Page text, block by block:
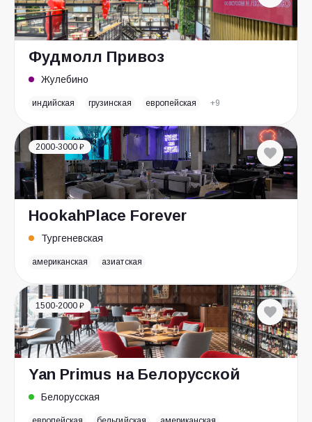
Фудмолл Привоз
Жулебино
индийская грузинская европейская +9
2000-3000 ₽
HookahPlace Forever
Тургеневская
американская азиатская
1500-2000 ₽
Yan Primus на Белорусской
Белорусская